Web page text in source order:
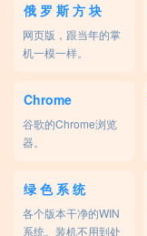
俄 罗 斯 方 块
网页版，跟当年的掌
机一模一样。
Chrome
谷歌的Chrome浏览
器。
绿 色 系 统
各个版本干净的WIN
系统。装机不用到处